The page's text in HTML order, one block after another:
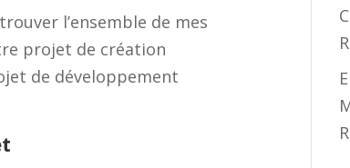
l’ensemble de mes
projet de création
de développement